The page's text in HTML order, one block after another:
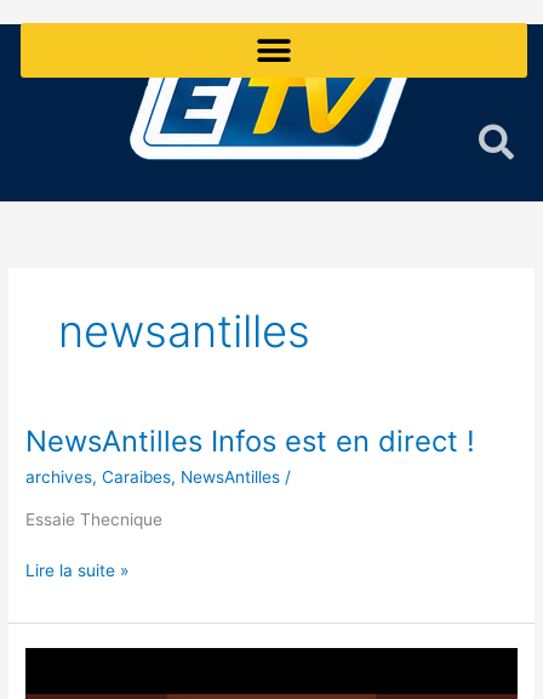
newsantilles
NewsAntilles Infos est en direct !
archives,Caraibes, NewsAntilles /
Essaie Thecnique
NewsAntilles
est
en
Lire la suite »